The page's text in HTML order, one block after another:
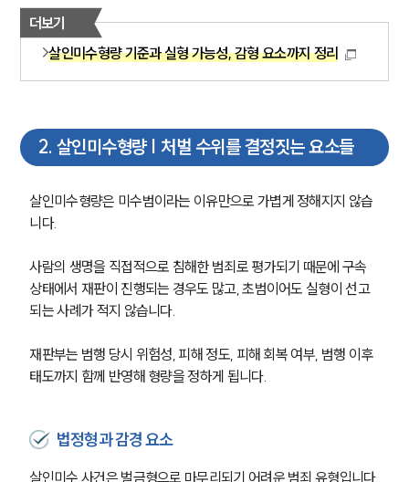
더보기
살인미수형량 기준과 실형 가능성, 감형 요소까지 정리
2. 살인미수형량 | 처벌 수위를 결정짓는 요소들
살인미수형량은 미수범이라는 이유만으로 가볍게 정해지지 않습
니다.
사람의 생명을 직접적으로 침해한 범죄로 평가되기 때문에 구속
상태에서 재판이 진행되는 경우도 많고, 초범이어도 실형이 선고
되는 사례가 적지 않습니다.
재판부는 범행 당시 위험성, 피해 정도, 피해 회복 여부, 범행 이후
태도까지 함께 반영해 형량을 정하게 됩니다.
법정형과 감경 요소
살인미수 사건은 벌금형으로 마무리되기 어려운 범죄 유형입니다.